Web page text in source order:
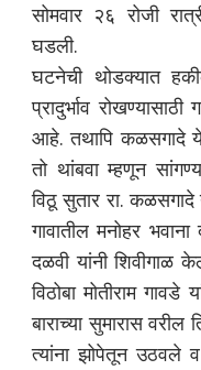
सोमवार २६ रोजी
घडली.
घटनेची थोडक्यात
प्रादुर्भाव
आहे. तथापि कळसगादे
तो थांबवा म्हणून
विठू सुतार रा.
गावातील मनोहर
दळवी यांनी शिवीगाळ
विठोबा मोतीराम
बाराच्या सुमारास वरील
त्यांना झोपेतून उठवले व